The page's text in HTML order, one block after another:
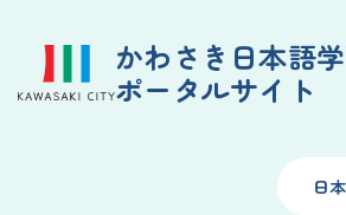
かわさき日本語
ポータルサイト
日